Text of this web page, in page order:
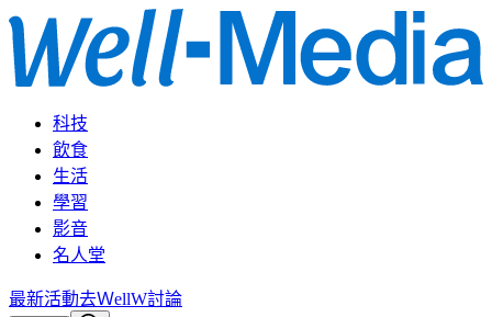
科技
飲食
生活
學習
影音
名人堂
最新活動去ＷellW討論